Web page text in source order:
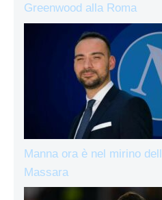
Greenwood alla Roma
Manna ora è nel mirino
Massara